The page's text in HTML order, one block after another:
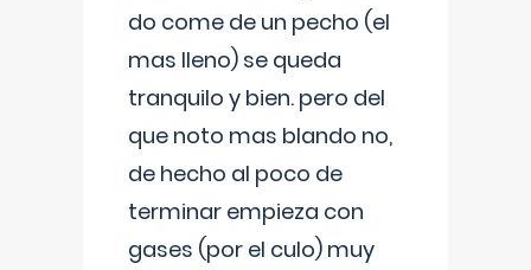
do come de un pecho (el
mas lleno) se queda
tranquilo y bien. pero del
que noto mas blando no,
de hecho al poco de
terminar empieza con
gases (por el culo) muy